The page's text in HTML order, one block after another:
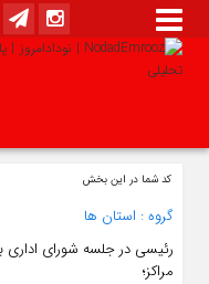
کد شما در این بخش
گروه : استان ها
رئیسی در جلسه شورای اداری
مراکز؛